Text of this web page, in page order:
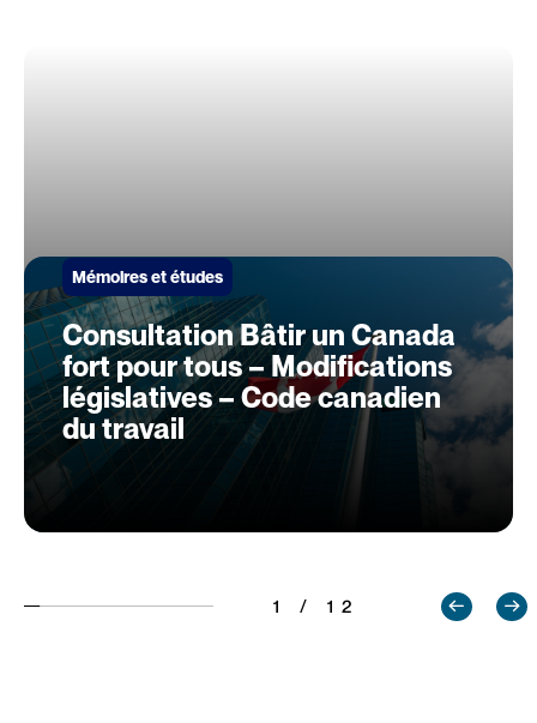
Mémoires et études
Consultation Bâtir un Canada
fort pour tous – Modifications
législatives – Code canadien
du travail
1 / 12